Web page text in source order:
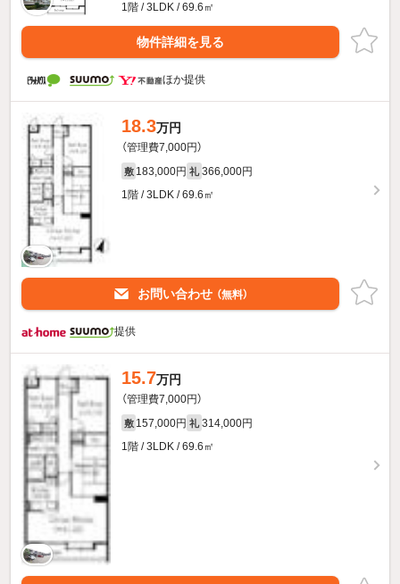
1階 / 3LDK / 69.6㎡
物件詳細を見る
ほか提供
18.3万円
（管理費7,000円）
敷 183,000円 礼 366,000円
1階 / 3LDK / 69.6㎡
お問い合わせ （無料）
提供
15.7万円
（管理費7,000円）
敷 157,000円 礼 314,000円
1階 / 3LDK / 69.6㎡